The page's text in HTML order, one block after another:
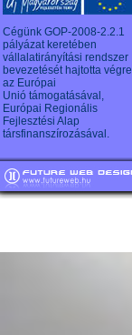
Cégünk GOP-2008-2.2.1
pályázat keretében
vállalatirányítási rendszer
bevezetését hajtotta végre
az Európai
Unió támogatásával,
Európai Regionális
Fejlesztési Alap
társfinanszírozásával.